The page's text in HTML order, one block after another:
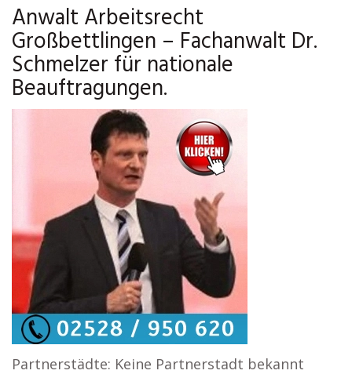
Anwalt Arbeitsrecht
Großbettlingen – Fachanwalt Dr.
Schmelzer für nationale
Beauftragungen.
Partnerstädte: Keine Partnerstadt bekannt